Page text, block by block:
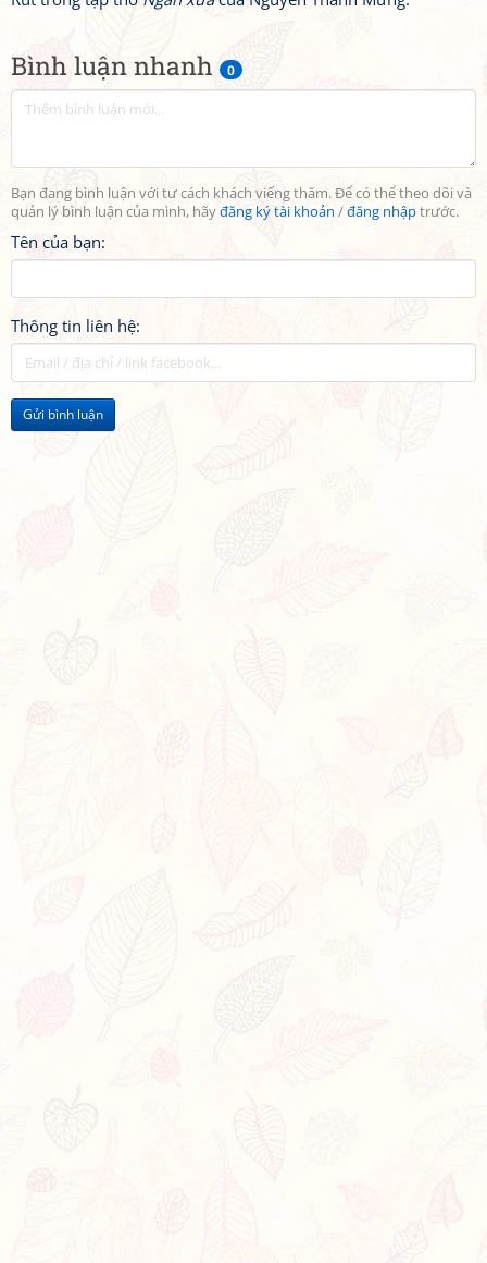
Bình luận nhanh 0
Bạn đang bình luận với tư cách khách viếng thăm. Để có thể theo dõi và
quản lý bình luận của mình, hãyđăng ký tài khoản /đăng nhậptrước.
Tên của bạn:
Thông tin liên hệ:
Gửi bình luận